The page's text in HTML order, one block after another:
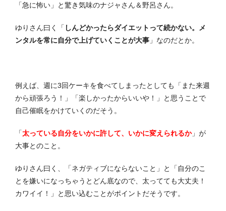
「急に怖い」と驚き気味のナジャさん＆野呂さん。
ゆりさん曰く「 しんどかったらダイエットって続かない。メ
ンタルを常に自分で上げていくことが大事 」なのだとか。
例えば、週に3回ケーキを食べてしまったとしても「また来週
から頑張ろう！」「楽しかったからいいや！」と思うことで
自己催眠をかけていくのだそう。
「太っている自分をいかに許して、いかに変えられるか」が
大事とのこと。
ゆりさん曰く、「ネガティブにならないこと」と「自分のこ
とを嫌いになっちゃうとどん底なので、太ってても大丈夫！
カワイイ！」と思い込むことがポイントだそうです。